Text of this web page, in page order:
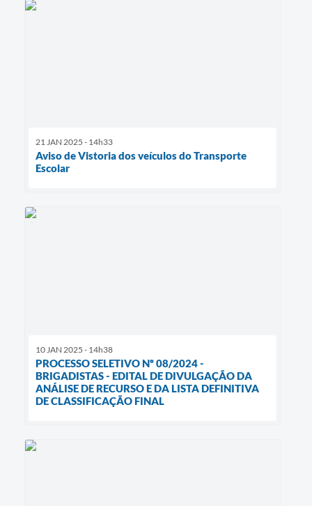
21 JAN 2025 - 14h33
Aviso de Vistoria dos veículos do Transporte
Escolar
10 JAN 2025 - 14h38
PROCESSO SELETIVO Nº 08/2024 -
BRIGADISTAS - EDITAL DE DIVULGAÇÃO DA
ANÁLISE DE RECURSO E DA LISTA DEFINITIVA
DE CLASSIFICAÇÃO FINAL